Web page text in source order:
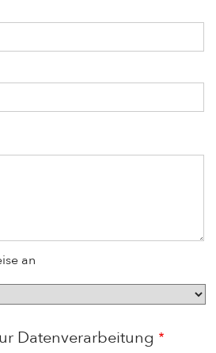
an
Datenverarbeitung